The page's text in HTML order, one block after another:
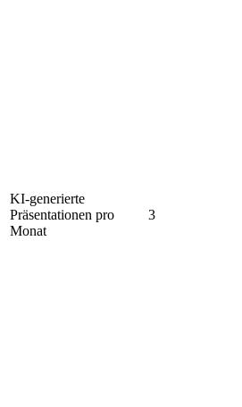
KI-generierte
Präsentationen pro
Monat
3